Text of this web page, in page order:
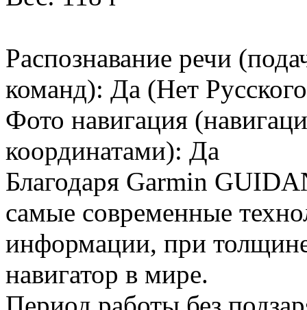
Распознавание речи
команд): Да (Нет
Фото навигация
координатами): Да
Благодаря Garmin
самые современные
информации, при
навигатор в мире.